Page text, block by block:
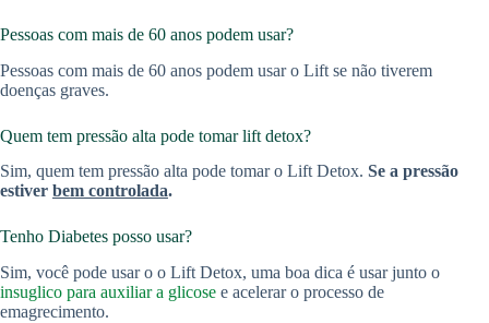
Pessoas com mais de 60 anos podem usar?
Pessoas com mais de 60 anos podem usar o Lift se não tiverem
doenças graves.
Quem tem pressão alta pode tomar lift detox?
Sim, quem tem pressão alta pode tomar o Lift Detox. Se a pressão
estiver bem controlada.
Tenho Diabetes posso usar?
Sim, você pode usar o o Lift Detox, uma boa dica é usar junto o
insuglico para auxiliar a glicose e acelerar o processo de
emagrecimento.